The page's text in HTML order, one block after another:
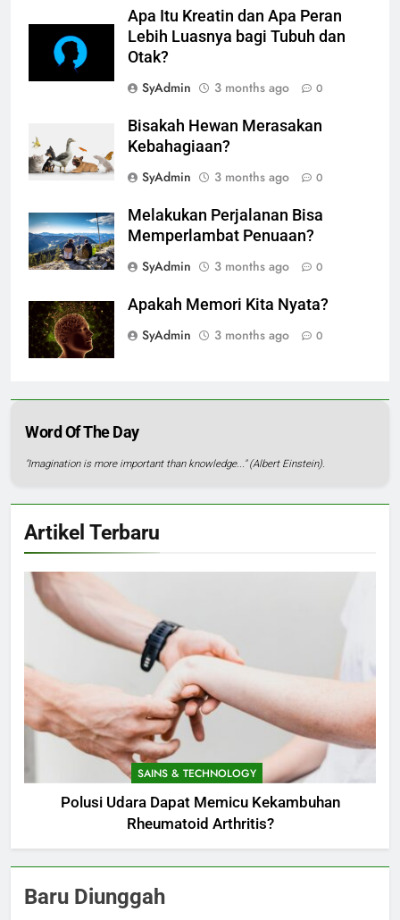
Apa Itu Kreatin dan Apa Peran
Lebih Luasnya bagi Tubuh dan
Otak?
SyAdmin
3 months ago 0
Bisakah Hewan Merasakan
Kebahagiaan?
SyAdmin
3 months ago 0
Melakukan Perjalanan Bisa
Memperlambat Penuaan?
SyAdmin
3 months ago 0
Apakah Memori Kita Nyata?
SyAdmin
3 months ago 0
Word Of The Day
"Imagination is more important than knowledge..." (Albert Einstein).
Artikel Terbaru
SAINS & TECHNOLOGY
Polusi Udara Dapat Memicu Kekambuhan
Rheumatoid Arthritis?
Baru Diunggah